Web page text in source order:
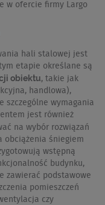
w ofercie firmy Largo
hali stalowej jest
etapie określane są
obiektu, takie jak
handlowa),
szczególne wymagania
jest również
na wybór rozwiązań
obciążenia śniegiem
wstępną
budynku,
zawierać podstawowe
pomieszczeń
czy